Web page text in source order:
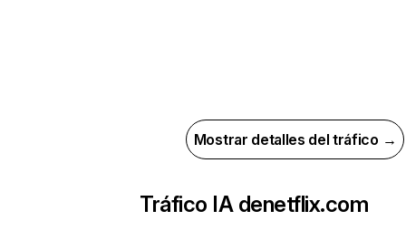
Mostrar detalles del tráfico →
Tráfico IA denetflix.com